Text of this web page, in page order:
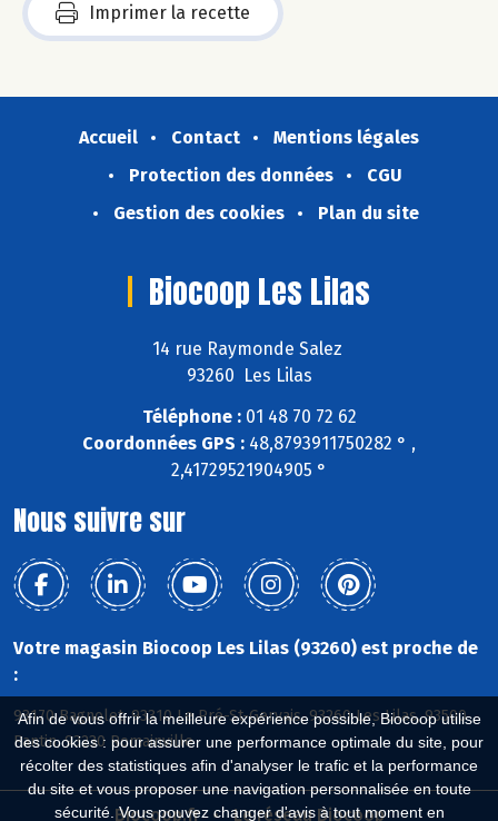
Afin de vous offrir la meilleure expérience possible, Biocoop utilise
des cookies : pour assurer une performance optimale du site, pour
récolter des statistiques afin d'analyser le trafic et la performance
du site et vous proposer une navigation personnalisée en toute
sécurité. Vous pouvez changer d'avis à tout moment en
Imprimer la recette
Accueil Contact
Mentions légales
Protection des données
CGU
Gestion des cookies
Plan du site
Biocoop Les Lilas
14 rue Raymonde Salez
93260 Les Lilas
Téléphone :01 48 70 72 62
Coordonnées GPS : 48,8793911750282 ° ,
2,41729521904905 °
Nous suivre sur
Votre magasin Biocoop Les Lilas (93260) est proche de
:
93170 Bagnolet, 93310 Le Pré-St-Gervais, 93260 Les Lilas, 93500
Pantin, 93230 Romainville
Biocoop.fr Le réseau Biocoop